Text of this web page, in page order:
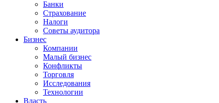
Банки
Страхование
Налоги
Советы аудитора
Бизнес
Компании
Малый бизнес
Конфликты
Торговля
Исследования
Технологии
Власть